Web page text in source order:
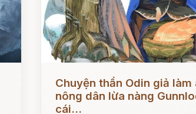
Chuyện thần Odin giả làm
nông dân lừa nàng
cái...